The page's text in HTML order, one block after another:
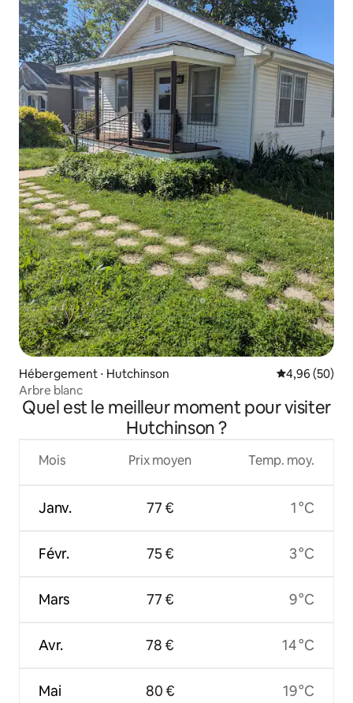
Hébergement ⋅ Hutchinson Évaluation
4,96 (50)
Arbre blanc
Quel est le meilleur moment pour visiter
Hutchinson ?
Mois
Janv.
Févr.
Mars
Avr.
Mai
Prix moyen
77 €
75 €
77 €
78 €
80 €
Temp. moy.
1 °C
3 °C
9 °C
14 °C
19 °C